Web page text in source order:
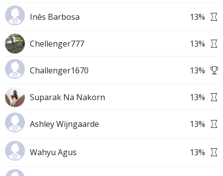
Inês Barbosa 13%
Chellenger777 13%
Challenger1670 13%
Suparak Na Nakorn 13%
Ashley Wijngaarde 13%
Wahyu Agus 13%